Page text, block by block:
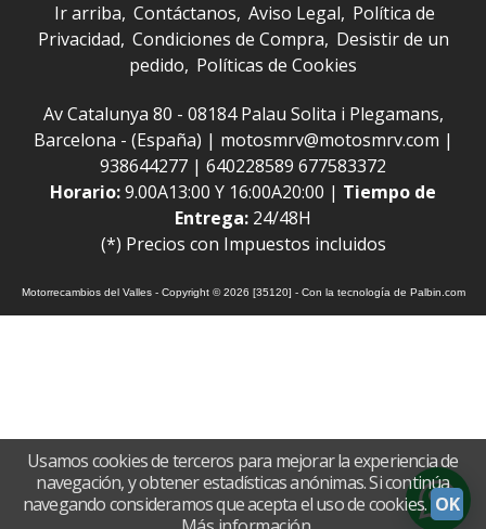
Ir arriba Contáctanos Aviso Legal Política de
Privacidad Condiciones de Compra Desistir de un
pedido Políticas de Cookies
Av Catalunya 80 - 08184 Palau Solita i Plegamans,
Barcelona - (España) | motosmrv@motosmrv.com |
938644277 | 640228589 677583372
Horario:9.00A13:00 Y 16:00A20:00 | Tiempo de
Entrega: 24/48H
(*) Precios con Impuestos incluidos
Motorrecambios del Valles- Copyright © 2026 [35120] - Con la tecnología de Palbin.com
Usamos cookies de terceros para mejorar la experiencia de
navegación, y obtener estadísticas anónimas. Si continúa
navegando consideramos que acepta el uso de cookies. OK